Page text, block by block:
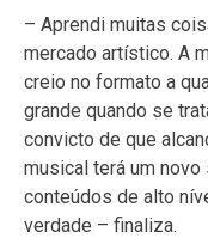
– Aprendi muitas
mercado artístico. A
creio no formato a
grande quando se
convicto de que
musical terá um
conteúdos de alto
verdade – finaliza.